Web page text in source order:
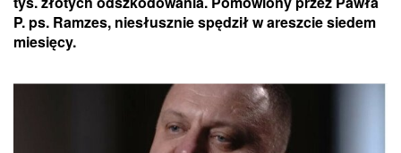
P. ps. Ramzes, niesłusznie spędził w areszcie siedem
miesięcy.